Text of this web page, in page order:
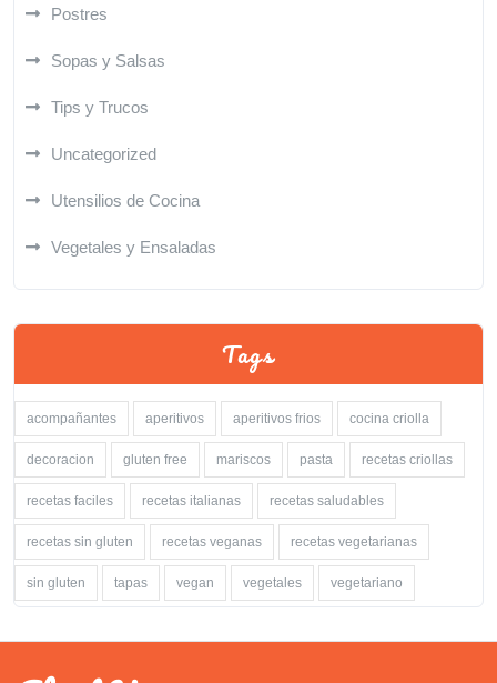
Postres
Sopas y Salsas
Tips y Trucos
Uncategorized
Utensilios de Cocina
Vegetales y Ensaladas
Tags
acompañantes aperitivos aperitivos frios cocina criolla
decoracion gluten free mariscos pasta recetas criollas
recetas faciles recetas italianas recetas saludables
recetas sin gluten recetas veganas recetas vegetarianas
sin gluten tapas vegan vegetales vegetariano